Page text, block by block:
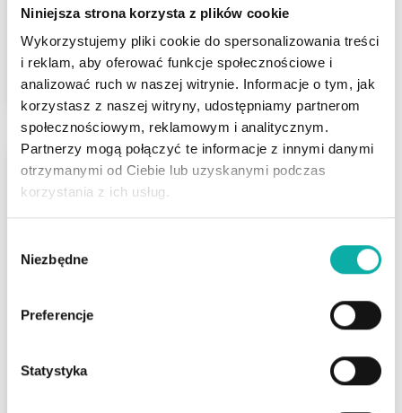
Niniejsza strona korzysta z plików cookie
Wykorzystujemy pliki cookie do spersonalizowania treści
i reklam, aby oferować funkcje społecznościowe i
analizować ruch w naszej witrynie. Informacje o tym, jak
korzystasz z naszej witryny, udostępniamy partnerom
społecznościowym, reklamowym i analitycznym.
Partnerzy mogą połączyć te informacje z innymi danymi
otrzymanymi od Ciebie lub uzyskanymi podczas
korzystania z ich usług.
zgody
Niezbędne
Preferencje
Statystyka
399 000 PLN
8 142,86 PLN/m
ZOBACZ
ul. Zatorowa